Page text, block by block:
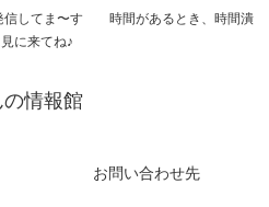
信してま〜す 時間があるとき、時間潰
に来てね♪
の情報館
お問い合わせ先